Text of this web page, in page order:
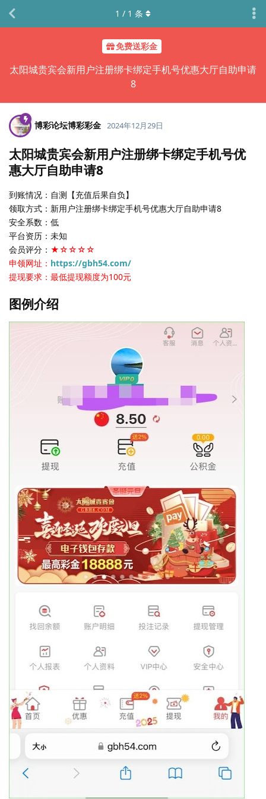
免费送彩金
太阳城贵宾会新用户注册绑卡绑定手机号优惠大厅自助申请
8
1 / 1 条
博彩论坛博彩彩金 2024年12月29日
太阳城贵宾会新用户注册绑卡绑定手机号优
惠大厅自助申请8
到账情况：自测【充值后果自负】
领取方式：新用户注册绑卡绑定手机号优惠大厅自助申请8
安全系数：低
平台资历：未知
会员评分： ★☆☆☆☆
申领网址： https://gbh54.com/
提现要求：最低提现额度为100元
图例介绍